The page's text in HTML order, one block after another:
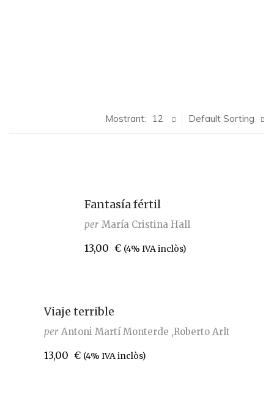
Default Sorting
Mostrant: 12
Fantasía fértil
per María Cristina Hall
13,00 € (4% IVA inclòs)
Viaje terrible
per Antoni Martí Monterde Roberto Arlt
13,00 € (4% IVA inclòs)